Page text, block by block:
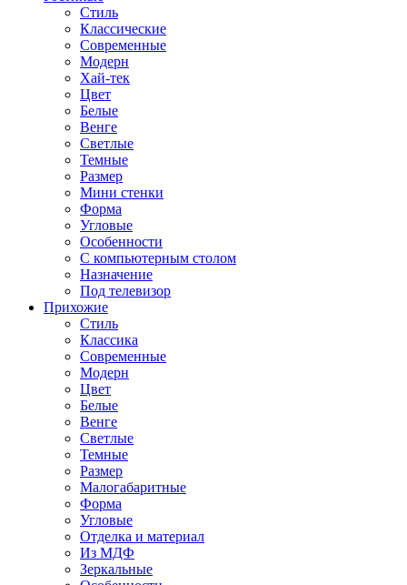
Стиль
Классические
Современные
Модерн
Хай-тек
Цвет
Белые
Венге
Светлые
Темные
Размер
Мини стенки
Форма
Угловые
Особенности
С компьютерным столом
Назначение
Под телевизор
Прихожие
Стиль
Классика
Современные
Модерн
Цвет
Белые
Венге
Светлые
Темные
Размер
Малогабаритные
Форма
Угловые
Отделка и материал
Из МДФ
Зеркальные